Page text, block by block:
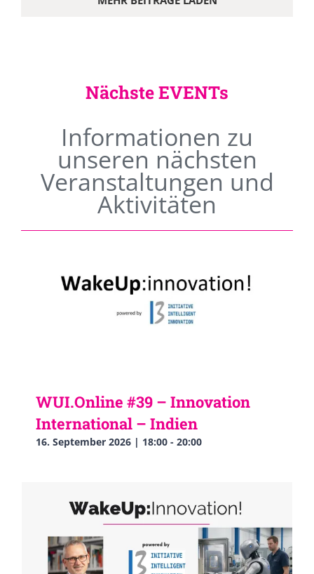
Nächste EVENTs
Informationen zu
unseren nächsten
Veranstaltungen und
Aktivitäten
WUI.Online #39 – Innovation
International – Indien
16. September 2026 | 18:00 - 20:00